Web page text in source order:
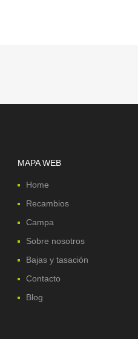
MAPA WEB
Home
Recambios
Campa
Sobre nosotros
Bajas y tasación
Contacto
Blog